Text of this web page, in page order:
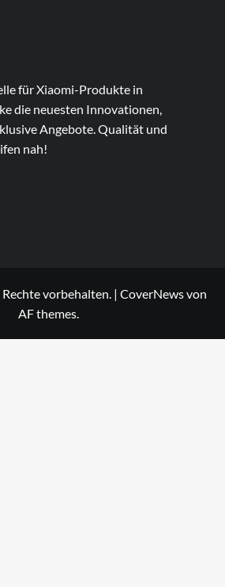
für Xiaomi-Produkte in
die neuesten Innovationen,
Angebote. Qualität und
nah!
vorbehalten. | CoverNewsvon
AF themes.